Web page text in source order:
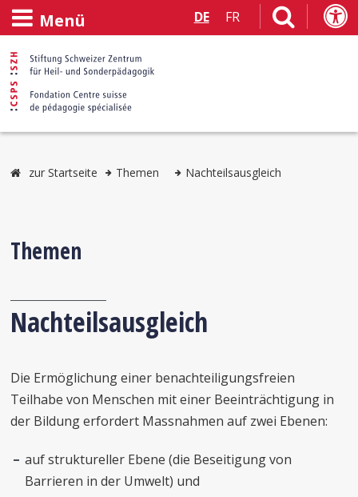
Menü DE FR
zur Startseite Themen Nachteilsausgleich
Themen
Nachteilsausgleich
Die Ermöglichung einer benachteiligungsfreien
Teilhabe von Menschen mit einer Beeinträchtigung in
der Bildung erfordert Massnahmen auf zwei Ebenen:
auf struktureller Ebene (die Beseitigung von
Barrieren in der Umwelt) und